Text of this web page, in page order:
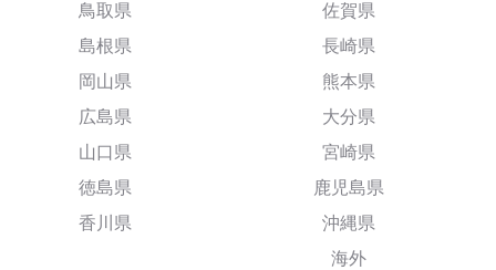
鳥取県
島根県
岡山県
広島県
山口県
徳島県
香川県
佐賀県
長崎県
熊本県
大分県
宮崎県
鹿児島県
沖縄県
海外